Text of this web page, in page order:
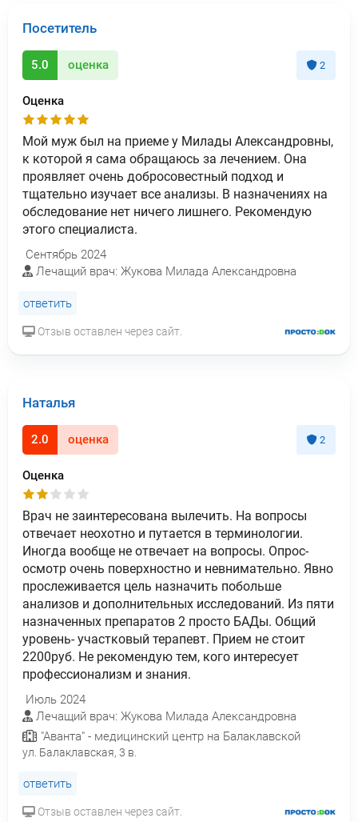
Посетитель
5.0 оценка 2
Оценка
Мой муж был на приеме у Милады Александровны,
к которой я сама обращаюсь за лечением. Она
проявляет очень добросовестный подход и
тщательно изучает все анализы. В назначениях на
обследование нет ничего лишнего. Рекомендую
этого специалиста.
Сентябрь 2024
Лечащий врач: Жукова Милада Александровна
ответить
Отзыв оставлен через сайт.
Наталья
2.0 оценка 2
Оценка
Врач не заинтересована вылечить. На вопросы
отвечает неохотно и путается в терминологии.
Иногда вообще не отвечает на вопросы. Опрос-
осмотр очень поверхностно и невнимательно. Явно
прослеживается цель назначить побольше
анализов и дополнительных исследований. Из пяти
назначенных препаратов 2 просто БАДы. Общий
уровень- участковый терапевт. Прием не стоит
2200руб. Не рекомендую тем, кого интересует
профессионализм и знания.
Июль 2024
Лечащий врач: Жукова Милада Александровна
"Аванта" - медицинский центр на Балаклавской
ул. Балаклавская, 3 в.
ответить
Отзыв оставлен через сайт.